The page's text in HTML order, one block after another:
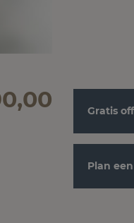
Gratis
Plan